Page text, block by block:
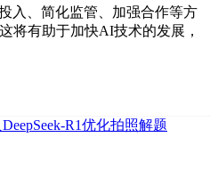
入、简化监管、加强合作等方
将有助于加快AI技术的发展，
R1优化拍照解题